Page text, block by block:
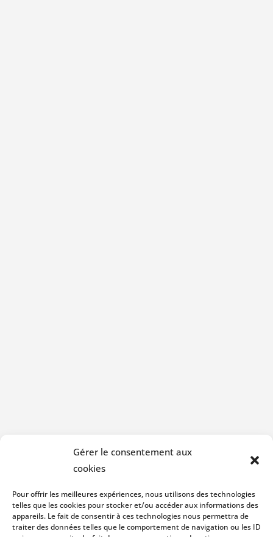
Gérer le consentement aux
cookies
Pour offrir les meilleures expériences, nous utilisons des technologies
telles que les cookies pour stocker et/ou accéder aux informations des
appareils. Le fait de consentir à ces technologies nous permettra de
traiter des données telles que le comportement de navigation ou les ID